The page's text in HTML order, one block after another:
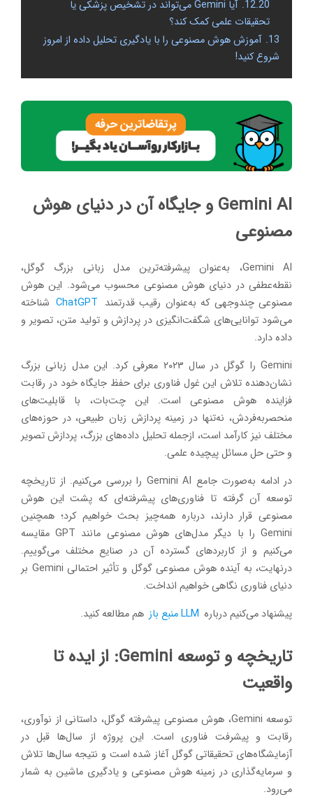
12.20.
آیا Gemini می‌تواند در تشخیص پزشکی یا
تحقیقات علمی کمک کند؟
13. آموزش هوش مصنوعی را با یادگیری تحلیل داده از امروز
شروع کنید!
Gemini AI و جایگاه آن در دنیای هوش
مصنوعی
Gemini AI، به‌عنوان پیشرفته‌ترین مدل زبانی بزرگ گوگل،
نقطه‌عطفی در دنیای هوش مصنوعی محسوب می‌شود. این هوش
مصنوعی چندوجهی که به‌عنوان رقیب قدرتمند ChatGPT شناخته
می‌شود توانایی‌های شگفت‌انگیزی در پردازش و تولید متن، تصویر و
داده دارد.
Gemini را گوگل در سال ۲۰۲۳ معرفی کرد. این مدل زبانی بزرگ
نشان‌دهنده تلاش این غول فناوری برای حفظ جایگاه خود در رقابت
فزاینده هوش مصنوعی است. این چت‌بات، با قابلیت‌های
منحصربه‌فردش، نه‌تنها در زمینه پردازش زبان طبیعی، در حوزه‌های
مختلف نیز کارآمد است، ازجمله تحلیل داده‌های بزرگ، پردازش تصویر
و حتی حل مسائل پیچیده علمی.
در ادامه به‌صورت جامع Gemini AI را بررسی می‌کنیم. از تاریخچه
توسعه آن گرفته تا فناوری‌های پیشرفته‌ای که پشت این هوش
مصنوعی قرار دارند، درباره همه‌چیز بحث خواهیم کرد؛ همچنین
Gemini را با دیگر مدل‌های هوش مصنوعی مانند GPT مقایسه
می‌کنیم و از کاربردهای گسترده آن در صنایع مختلف می‌گوییم.
درنهایت، به آینده هوش مصنوعی گوگل و تأثیر احتمالی Gemini بر
دنیای فناوری نگاهی خواهیم انداخت.
پیشنهاد می‌کنیم درباره LLM منبع باز هم مطالعه کنید.
تاریخچه و توسعه Gemini: از ایده تا
واقعیت
توسعه Gemini، هوش مصنوعی پیشرفته گوگل، داستانی از نوآوری،
رقابت و پیشرفت فناوری است. این پروژه از سال‌ها قبل در
آزمایشگاه‌های تحقیقاتی گوگل آغاز شده است و نتیجه سال‌ها تلاش
و سرمایه‌گذاری در زمینه هوش مصنوعی و یادگیری ماشین به شمار
می‌رود.